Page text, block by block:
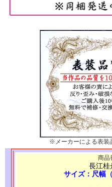
※メーカーによる表装
商品
長江桂
サイズ：尺幅